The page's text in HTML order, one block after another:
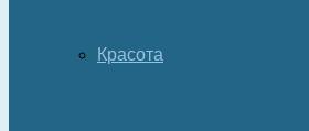
Красота